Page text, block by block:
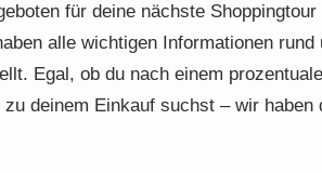
für deine nächste
alle wichtigen Informationen rund
Egal, ob du nach einem
deinem Einkauf suchst – wir haben